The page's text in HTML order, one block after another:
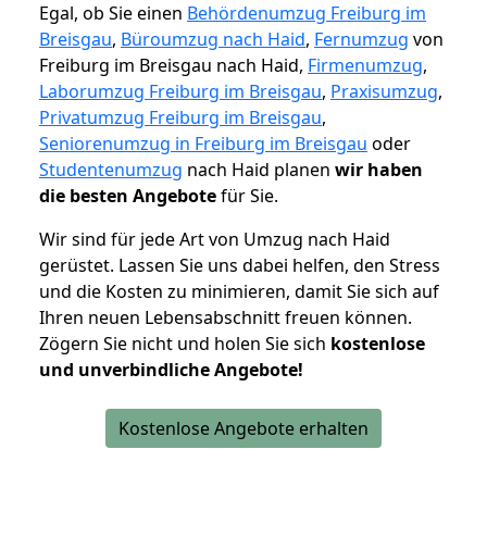
Egal, ob Sie einen Behördenumzug Freiburg im
Breisgau, Büroumzug nach Haid, Fernumzug von
Freiburg im Breisgau nach Haid, Firmenumzug,
Laborumzug Freiburg im Breisgau, Praxisumzug,
Privatumzug Freiburg im Breisgau,
Seniorenumzug in Freiburg im Breisgau oder
Studentenumzug nach Haid planen wir haben
die besten Angebotefür Sie.
Wir sind für jede Art von Umzug nach Haid
gerüstet. Lassen Sie uns dabei helfen, den Stress
und die Kosten zu minimieren, damit Sie sich auf
Ihren neuen Lebensabschnitt freuen können.
Zögern Sie nicht und holen Sie sich kostenlose
und unverbindliche Angebote!
Kostenlose Angebote erhalten